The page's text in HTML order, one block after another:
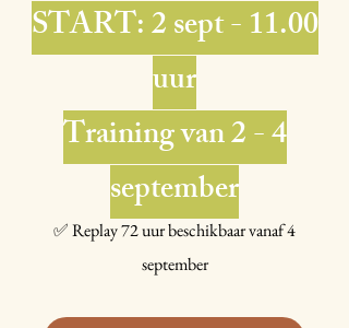
START: 2 sept - 11.00
uur
Training van 2 - 4
september
✅ Replay 72 uur beschikbaar vanaf 4
september​